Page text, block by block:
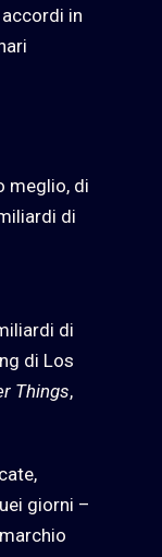
in
meglio, di
di
di
di Los
Things,
giorni –